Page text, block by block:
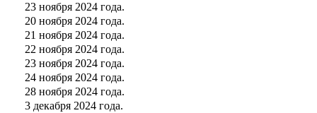
23 ноября 2024 года.
20 ноября 2024 года.
21 ноября 2024 года.
22 ноября 2024 года.
23 ноября 2024 года.
24 ноября 2024 года.
28 ноября 2024 года.
3 декабря 2024 года.